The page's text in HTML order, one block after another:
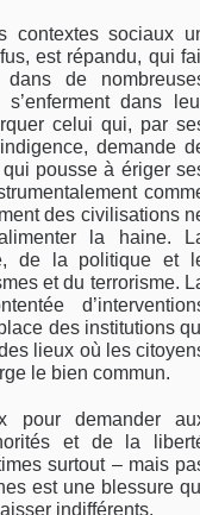
contextes sociaux
est répandu, qui
dans de
dans
celui qui, par
demande
qui pousse à ériger
des civilisations
la haine.
de la politique et
et du terrorisme.
des institutions
lieux où les
le bien commun.
pour demander
et de la
surtout – mais
est une blessure
indifférents.